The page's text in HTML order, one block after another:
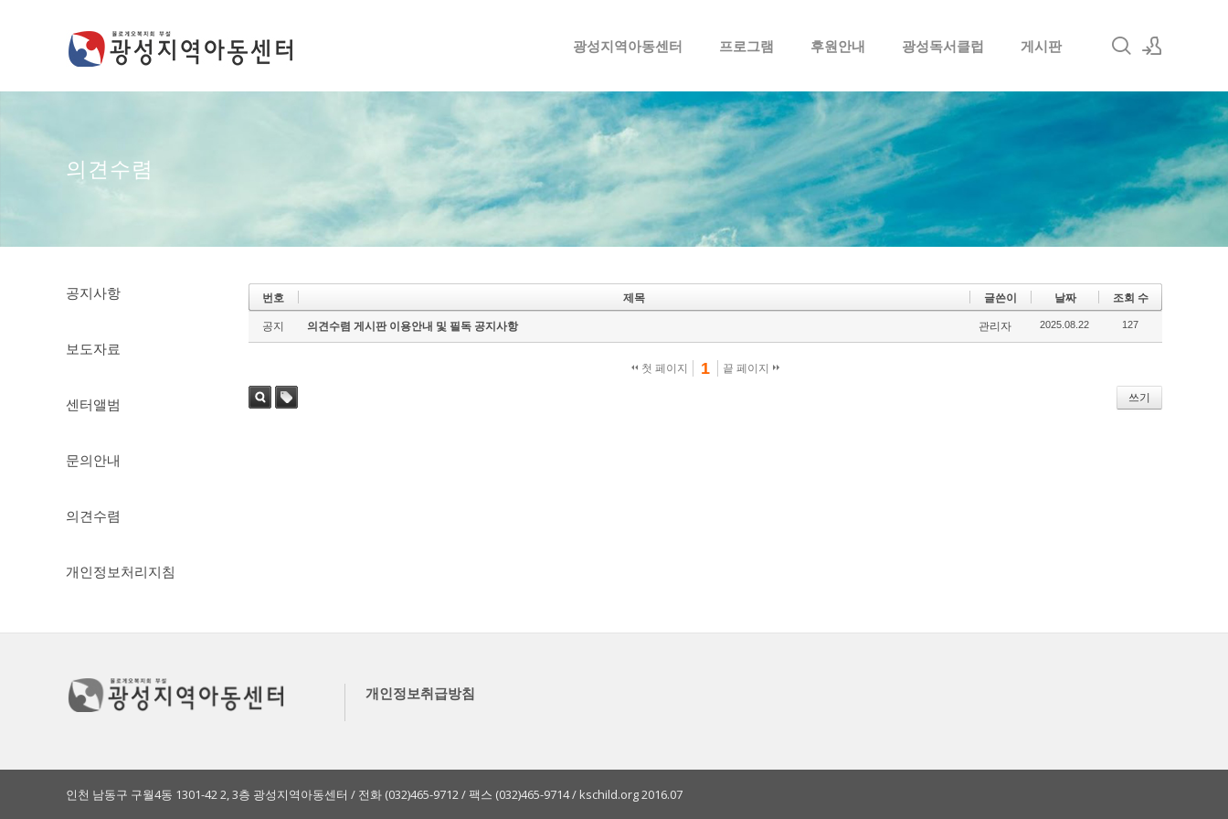
광성지역아동센터 프로그램 후원안내 광성독서클럽 게시판
의견수렴
공지사항
보도자료
센터앨범
문의안내
의견수렴
개인정보처리지침
번호 제목 글쓴이 날짜 조회 수
공지 의견수렴 게시판 이용안내 및 필독 공지사항 관리자 2025.08.22 127
첫 페이지 1 끝 페이지
쓰기
개인정보취급방침
인천 남동구 구월4동 1301-42 2, 3층 광성지역아동센터 / 전화 (032)465-9712 / 팩스 (032)465-9714 / kschild.org 2016.07